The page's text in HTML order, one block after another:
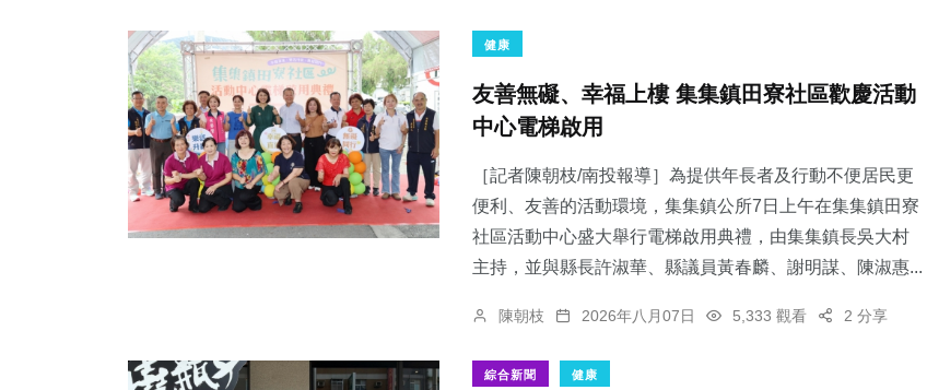
健康
友善無礙、幸福上樓 集集鎮田寮社區歡慶活動
中心電梯啟用
［記者陳朝枝/南投報導］為提供年長者及行動不便居民更
便利、友善的活動環境，集集鎮公所7日上午在集集鎮田寮
社區活動中心盛大舉行電梯啟用典禮，由集集鎮長吳大村
主持，並與縣長許淑華、縣議員黃春麟、謝明謀、陳淑惠...
陳朝枝 2026年八月07日 5,333 觀看 2 分享
綜合新聞 健康